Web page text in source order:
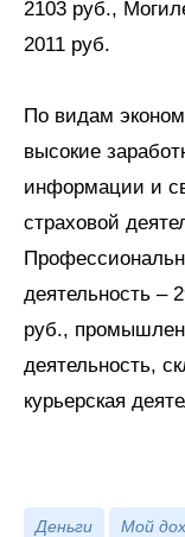
2103 руб.,
2011 руб.
По видам
высокие
информации и
страховой
деятельность –
руб.,
деятельность,
курьерская
Деньги Мой